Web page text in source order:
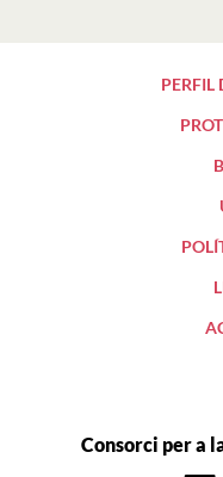
PERFIL
Consorci per a